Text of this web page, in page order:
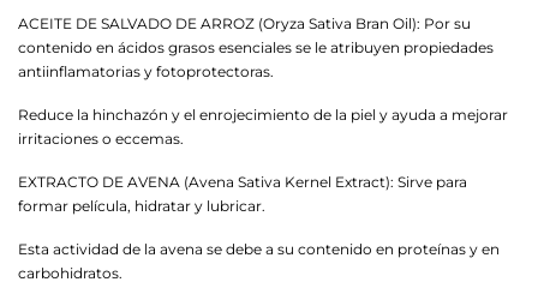
ACEITE DE SALVADO DE ARROZ (Oryza Sativa Bran Oil): Por su
contenido en ácidos grasos esenciales se le atribuyen propiedades
antiinflamatorias y fotoprotectoras.
Reduce la hinchazón y el enrojecimiento de la piel y ayuda a mejorar
irritaciones o eccemas.
EXTRACTO DE AVENA (Avena Sativa Kernel Extract): Sirve para
formar película, hidratar y lubricar.
Esta actividad de la avena se debe a su contenido en proteínas y en
carbohidratos.